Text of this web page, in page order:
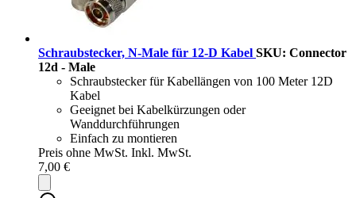
Schraubstecker, N-Male für 12-D Kabel SKU: Connector
12d - Male
Schraubstecker für Kabellängen von 100 Meter 12D
Kabel
Geeignet bei Kabelkürzungen oder
Wanddurchführungen
Einfach zu montieren
Preis ohne MwSt. Inkl. MwSt.
7,00 €